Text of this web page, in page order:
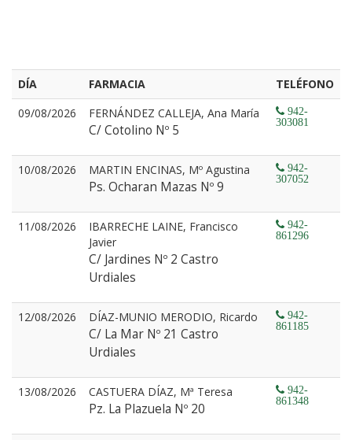
DÍA FARMACIA
TELÉFONO
09/08/2026
FERNÁNDEZ CALLEJA, Ana María
C/ Cotolino Nº 5
303081
10/08/2026 MARTIN ENCINAS, Mº Agustina
Ps. Ocharan Mazas Nº 9
307052
11/08/2026
IBARRECHE LAINE, Francisco
Javier
C/ Jardines Nº 2 Castro
Urdiales
861296
12/08/2026 DÍAZ-MUNIO MERODIO, Ricardo
C/ La Mar Nº 21 Castro
Urdiales
861185
13/08/2026 CASTUERA DÍAZ, Mª Teresa
Pz. La Plazuela Nº 20
861348